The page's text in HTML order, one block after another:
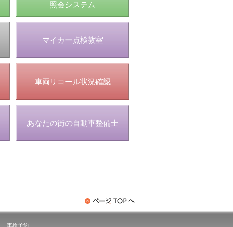
照会システム
マイカー点検教室
車両リコール状況確認
あなたの街の自動車整備士
車検予約